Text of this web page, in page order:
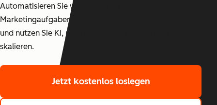
Automatisieren Sie wiederkehrende
Marketingaufgaben, erstellen Sie Kampagnen schneller
und nutzen Sie KI, um Ihr Marketing effizient zu
skalieren.
Jetzt kostenlos loslegen